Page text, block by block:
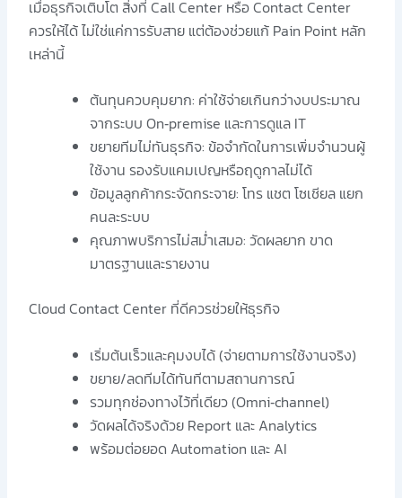
เมื่อธุรกิจเติบโต สิ่งที่ Call Center หรือ Contact Center
ควรให้ได้ ไม่ใช่แค่การรับสาย แต่ต้องช่วยแก้ Pain Point หลัก
เหล่านี้
ต้นทุนควบคุมยาก: ค่าใช้จ่ายเกินกว่างบประมาณ
จากระบบ On‑premise และการดูแล IT
ขยายทีมไม่ทันธุรกิจ: ข้อจำกัดในการเพิ่มจำนวนผู้
ใช้งาน รองรับแคมเปญหรือฤดูกาลไม่ได้
ข้อมูลลูกค้ากระจัดกระจาย: โทร แชต โซเชียล แยก
คนละระบบ
คุณภาพบริการไม่สม่ำเสมอ: วัดผลยาก ขาด
มาตรฐานและรายงาน
Cloud Contact Center ที่ดีควรช่วยให้ธุรกิจ
เริ่มต้นเร็วและคุมงบได้ (จ่ายตามการใช้งานจริง)
ขยาย/ลดทีมได้ทันทีตามสถานการณ์
รวมทุกช่องทางไว้ที่เดียว (Omni‑channel)
วัดผลได้จริงด้วย Report และ Analytics
พร้อมต่อยอด Automation และ AI